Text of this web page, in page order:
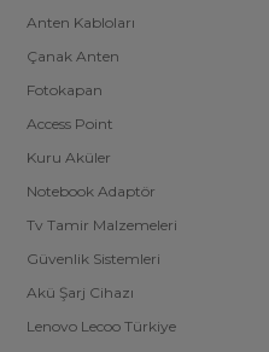
Anten Kabloları
Çanak Anten
Fotokapan
Access Point
Kuru Aküler
Notebook Adaptör
Tv Tamir Malzemeleri
Güvenlik Sistemleri
Akü Şarj Cihazı
Lenovo Lecoo Türkiye